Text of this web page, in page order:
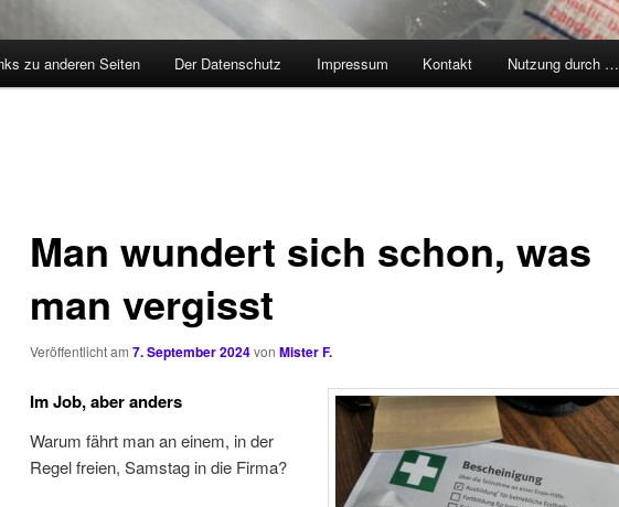
zu anderen Seiten Der Datenschutz Impressum Kontakt Nutzung durch …
Man wundert sich schon, was
man vergisst
Veröffentlicht am 7. September 2024von Mister F.
Im Job, aber anders
Warum fährt man an einem, in der
Regel freien, Samstag in die Firma?